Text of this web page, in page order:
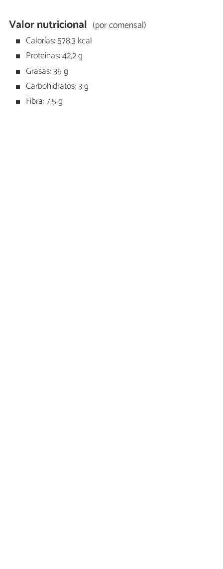
Valor nutricional (por comensal)
Calorías: 578,3 kcal
Proteínas: 42,2 g
Grasas: 35 g
Carbohidratos: 3 g
Fibra: 7,5 g